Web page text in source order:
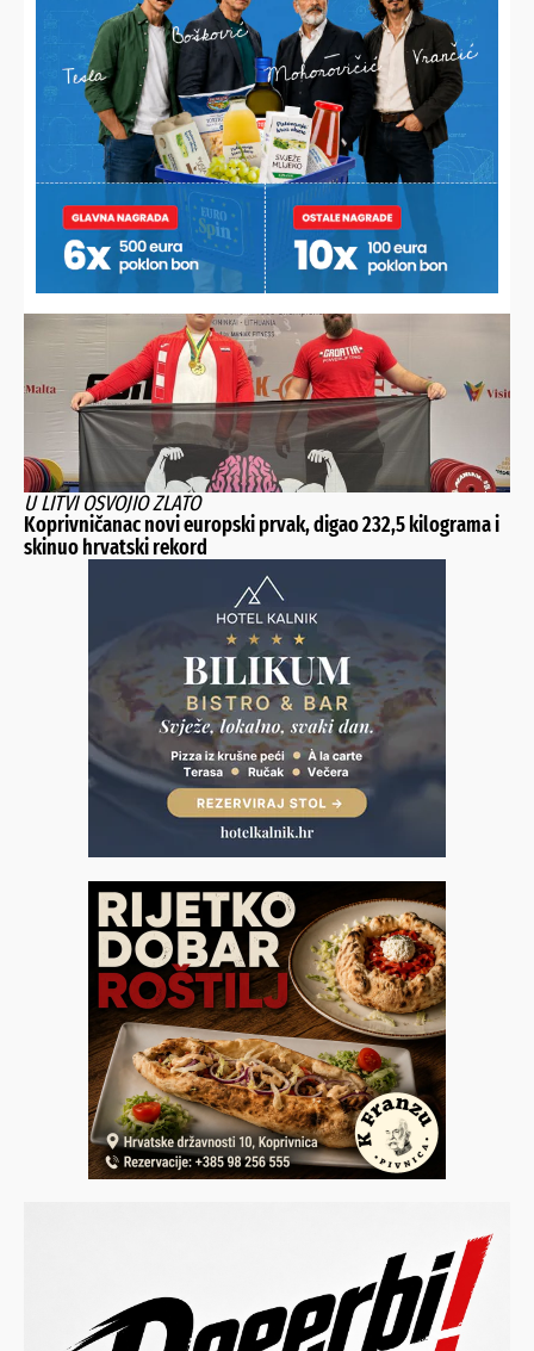
MIKLINOVEC DRASTIČNO POMLADIO MOMČAD
Prioritet je razvoj igrača, a ne pozicija. Prosjek momčadi je
21 godina
U LITVI OSVOJIO ZLATO
Koprivničanac novi europski prvak, digao 232,5 kilograma i
skinuo hrvatski rekord